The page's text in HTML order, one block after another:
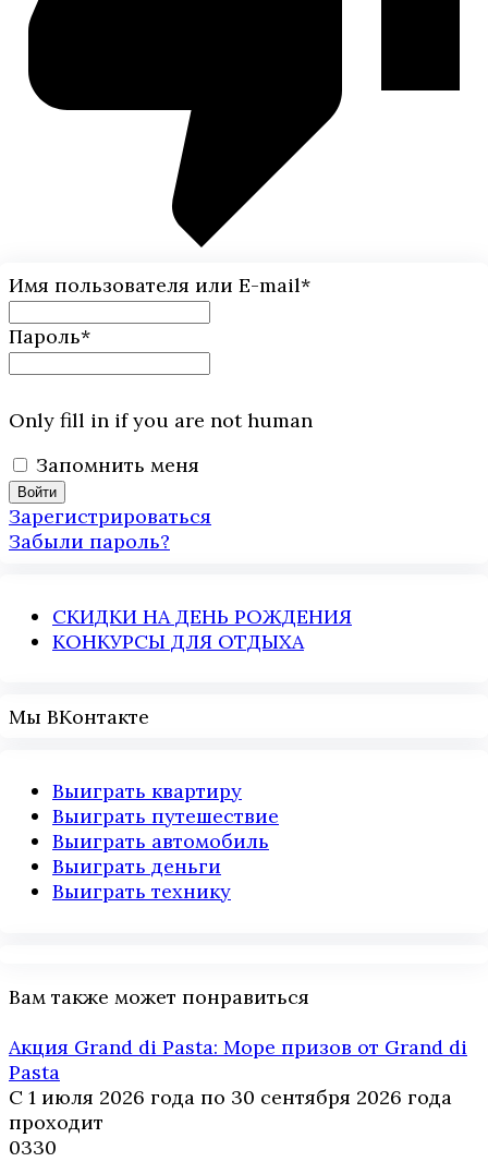
Имя пользователя или E-mail*
Пароль*
Only fill in if you are not human
Запомнить меня
Зарегистрироваться
Забыли пароль?
СКИДКИ НА ДЕНЬ РОЖДЕНИЯ
КОНКУРСЫ ДЛЯ ОТДЫХА
Мы ВКонтакте
Выиграть квартиру
Выиграть путешествие
Выиграть автомобиль
Выиграть деньги
Выиграть технику
Вам также может понравиться
Акция Grand di Pasta: Море призов от Grand di
Pasta
С 1 июля 2026 года по 30 сентября 2026 года
проходит
0330